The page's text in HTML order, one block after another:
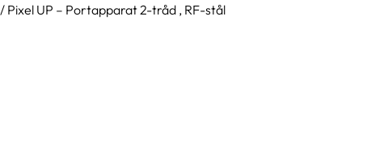
/ Pixel UP – Portapparat 2-tråd , RF-stål